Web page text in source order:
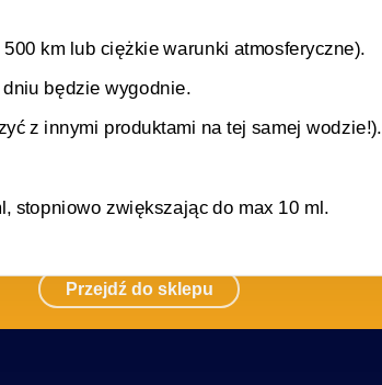
km lub ciężkie warunki atmosferyczne).
będzie wygodnie.
z innymi produktami na tej samej wodzie!).
stopniowo zwiększając do max 10 ml.
Przejdź do sklepu